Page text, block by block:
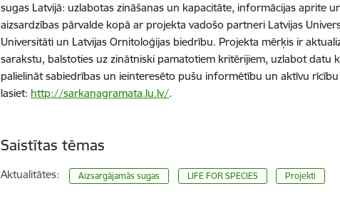
sugas Latvijā: uzlabotas zināšanas un kapacitāte, informācijas aprite
aizsardzības pārvalde kopā ar projekta vadošo partneri Latvijas
Universitāti un Latvijas Ornitoloģijas biedrību. Projekta mērķis ir
sarakstu, balstoties uz zinātniski pamatotiem kritērijiem, uzlabot datu
palielināt sabiedrības un ieinteresēto pušu informētību un aktīvu
lasiet: http://sarkanagramata.lu.lv/.
Saistītas tēmas
Aktualitātes: Aizsargājamās sugas LIFE FOR SPECIES Projekti